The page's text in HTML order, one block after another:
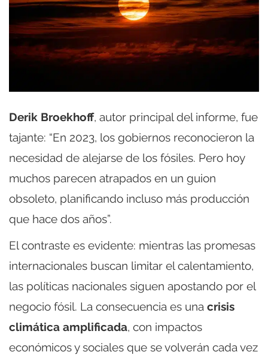
Derik Broekhoff, autor principal del informe, fue
tajante: “En 2023, los gobiernos reconocieron la
necesidad de alejarse de los fósiles. Pero hoy
muchos parecen atrapados en un guion
obsoleto, planificando incluso más producción
que hace dos años”.
El contraste es evidente: mientras las promesas
internacionales buscan limitar el calentamiento,
las políticas nacionales siguen apostando por el
negocio fósil. La consecuencia es una crisis
climática amplificada, con impactos
económicos y sociales que se volverán cada vez